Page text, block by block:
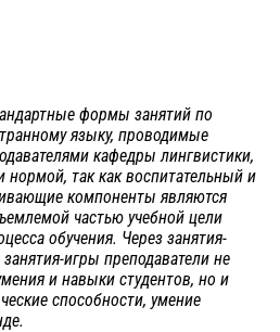
формы занятий по
языку, проводимые
кафедры лингвистики,
нормой, так как воспитательный и
компоненты являются
частью учебной цели
обучения. Через занятия-
занятия-игры преподаватели не
и навыки студентов, но и
способности, умение